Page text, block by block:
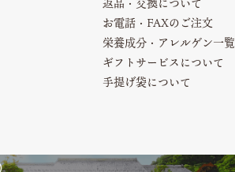
お電話・FAXのご注文
栄養成分・アレルゲン一覧
ギフトサービスについて
手提げ袋について